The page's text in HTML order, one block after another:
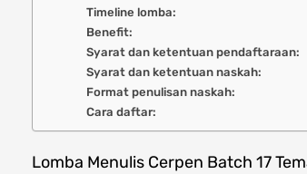
Timeline lomba:
Benefit:
Syarat dan ketentuan pendaftaraan:
Syarat dan ketentuan naskah:
Format penulisan naskah:
Cara daftar:
Lomba Menulis Cerpen Batch 17